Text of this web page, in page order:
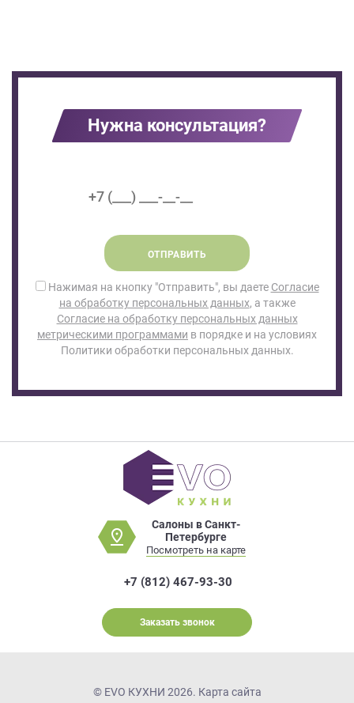
Нужна консультация?
ОТПРАВИТЬ
Нажимая на кнопку "Отправить", вы даете Согласие
на обработку персональных данных, а также
Согласие на обработку персональных данных
метрическими программами в порядке и на условиях
Политики обработки персональных данных.
Салоны в Санкт-
Петербурге
Посмотреть на карте
+7 (812) 467-93-30
Заказать звонок
© EVO КУХНИ 2026. Карта сайта